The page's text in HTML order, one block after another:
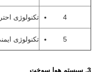
4 تکنولوژی
5 تکنولوژی
3. سیستم هوا سوخت